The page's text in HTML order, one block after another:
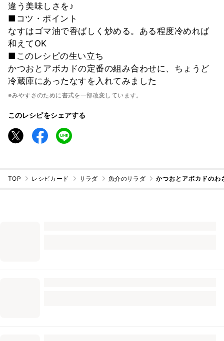
違う美味しさを♪
■コツ・ポイント
なすはゴマ油で香ばしく炒める。ある程度冷めれば
和えてOK
■このレシピの生い立ち
かつおとアボカドの定番の組み合わせに、ちょうど
冷蔵庫にあったなすを入れてみました
※みやすさのために書式を一部改変しています。
このレシピをシェアする
TOP レシピカード サラダ 魚介のサラダ かつおとアボカドのわ